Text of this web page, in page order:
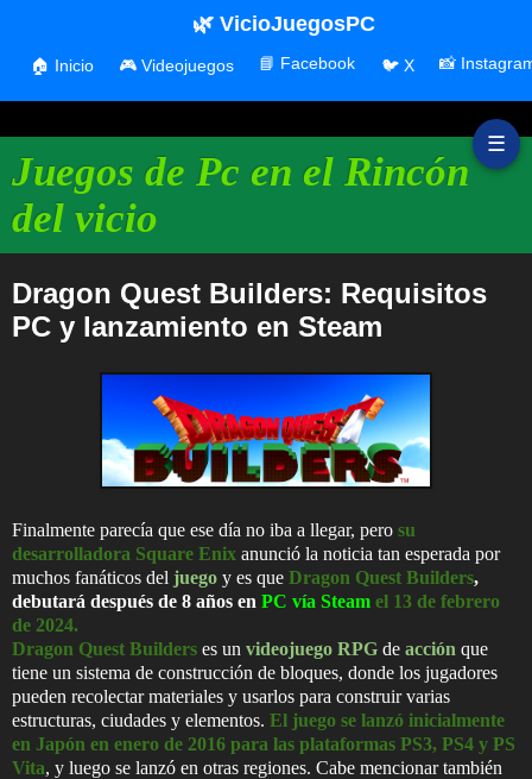
☰
Juegos de Pc en el Rincón
del vicio
🌿 VicioJuegosPC
🏠 Inicio 🎮 Videojuegos 📘 Facebook 🐦 X 📸
Dragon Quest Builders: Requisitos
PC y lanzamiento en Steam
Finalmente parecía que ese día no iba a llegar, pero su
desarrolladora Square Enix anunció la noticia tan esperada por
muchos fanáticos del juego y es que Dragon Quest Builders,
debutará después de 8 años en PC vía Steam el 13 de febrero
de 2024.
Dragon Quest Builders es un videojuego RPG de acción que
tiene un sistema de construcción de bloques, donde los jugadores
pueden recolectar materiales y usarlos para construir varias
estructuras, ciudades y elementos. El juego se lanzó inicialmente
en Japón en enero de 2016 para las plataformas PS3, PS4 y PS
Vita, y luego se lanzó en otras regiones. Cabe mencionar también